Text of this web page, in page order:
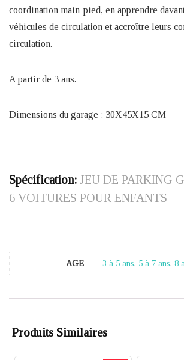
coordination main-pied, en apprendre
véhicules de circulation et accroître leurs
circulation.
A partir de 3 ans.
Dimensions du garage : 30X45X15 CM
Spécification: JEU DE PARKING
6 VOITURES POUR ENFANTS
AGE 3 à 5 ans, 5 à 7 ans, 8
Produits Similaires